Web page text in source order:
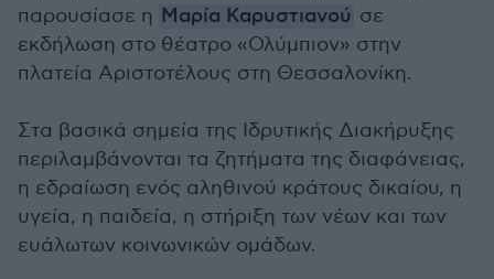
παρουσίασε η Μαρία Καρυστιανού σε
εκδήλωση στο θέατρο «Ολύμπιον» στην
πλατεία Αριστοτέλους στη Θεσσαλονίκη.
Στα βασικά σημεία της Ιδρυτικής Διακήρυξης
περιλαμβάνονται τα ζητήματα της διαφάνειας,
η εδραίωση ενός αληθινού κράτους δικαίου, η
υγεία, η παιδεία, η στήριξη των νέων και των
ευάλωτων κοινωνικών ομάδων.